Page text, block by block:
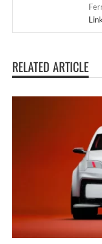
RELATED ARTICLE